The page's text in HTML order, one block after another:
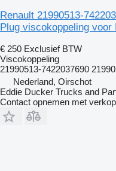
Renault 21990513-
Plug viscokoppeling voor
€ 250 Exclusief BTW
Viscokoppeling
21990513-7422037690
Nederland, Oirschot
Eddie Ducker Trucks and
Contact opnemen met